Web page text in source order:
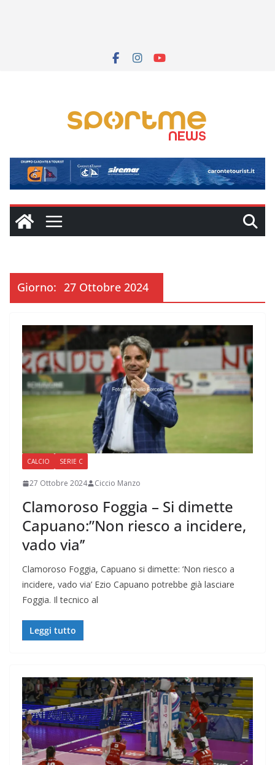
Giorno: 27 Ottobre 2024
CALCIO SERIE C
27 Ottobre 2024 Ciccio Manzo
Clamoroso Foggia – Si dimette
Capuano:”Non riesco a incidere,
vado via’’
Clamoroso Foggia, Capuano si dimette: ‘Non riesco a
incidere, vado via’ Ezio Capuano potrebbe già lasciare
Foggia. Il tecnico al
Leggi tutto